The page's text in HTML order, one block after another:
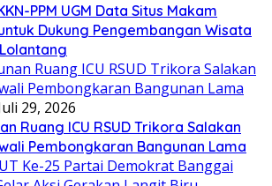
PPM UGM Data Situs Makam
Dukung Pengembangan Wisata
29, 2026
Ruang ICU RSUD Trikora Salakan
Pembongkaran Bangunan Lama